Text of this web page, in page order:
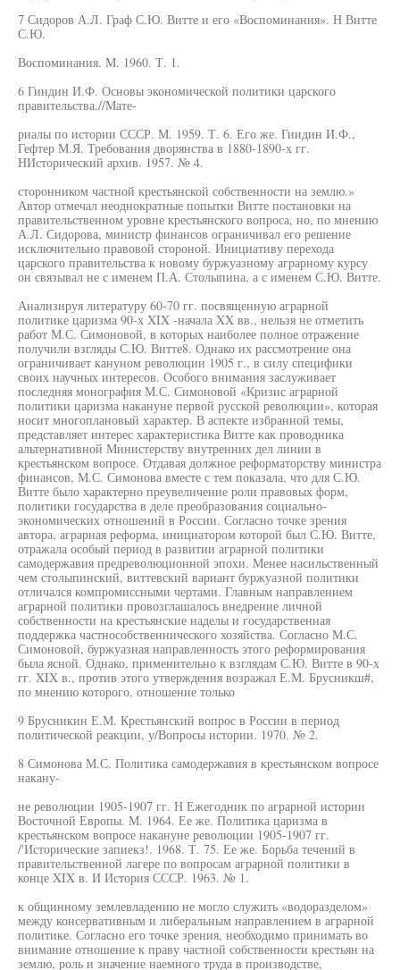
7 Сидоров А.Л. Граф С.Ю. Витте и его «Воспоминания». Н Витте
С.Ю.
Воспоминания. М. 1960. Т. 1.
6 Гиндин И.Ф. Основы экономической политики царского
правительства.//Мате-
риалы по истории СССР. М. 1959. Т. 6. Его же. Гиидин И.Ф.,
Гефтер М.Я. Требования дворянства в 1880-1890-х гг.
НИсторический архив. 1957. № 4.
сторонником частной крестьянской собственности на землю.»
Автор отмечал неоднократные попытки Витте постановки на
правительственном уровне крестьянского вопроса, но, по мнению
А.Л. Сидорова, министр финансов ограничивал его решение
исключительно правовой стороной. Инициативу перехода
царского правительства к новому буржуазному аграрному курсу
он связывал не с именем П.А. Столыпина, а с именем С.Ю. Витте.
Анализируя литературу 60-70 гг. посвященную аграрной
политике царизма 90-х XIX -начала XX вв., нельзя не отметить
работ М.С. Симоновой, в которых наиболее полное отражение
получили взгляды С.Ю. Витте8. Однако их рассмотрение она
ограничивает кануном революции 1905 г., в силу специфики
своих научных интересов. Особого внимания заслуживает
последняя монография М.С. Симоновой «Кризис аграрной
политики царизма накануне первой русской революции», которая
носит многоплановый характер. В аспекте избранной темы,
представляет интерес характеристика Витте как проводника
альтернативной Министерству внутренних дел линии в
крестьянском вопросе. Отдавая должное реформаторству министра
финансов, М.С. Симонова вместе с тем показала, что для С.Ю.
Витте было характерно преувеличение роли правовых форм,
политики государства в деле преобразования социально-
экономических отношений в России. Согласно точке зрения
автора, аграрная реформа, инициатором которой был С.Ю. Витте,
отражала особый период в развитии аграрной политики
самодержавия предреволюционной эпохи. Менее насильственный
чем столыпинский, виттевский вариант буржуазной политики
отличался компромиссными чертами. Главным направлением
аграрной политики провозглашалось внедрение личной
собственности на крестьянские наделы и государственная
поддержка частнособственнического хозяйства. Согласно М.С.
Симоновой, буржуазная направленность этого реформирования
была ясной. Однако, применительно к взглядам С.Ю. Витте в 90-х
гг. XIX в., против этого утверждения возражал Е.М. Брусникш#,
по мнению которого, отношение только
9 Брусникин Е.М. Крестьянский вопрос в России в период
политической реакции, у/Вопросы истории. 1970. № 2.
8 Симонова М.С. Политика самодержавия в крестьянском вопросе
накану-
не революции 1905-1907 гг. Н Ежегодник по аграрной истории
Восточной Европы. М. 1964. Ее же. Политика царизма в
крестьянском вопросе накануне революции 1905-1907 гг.
/'Исторические запиекз!. 1968. Т. 75. Ее же. Борьба течений в
правительственной лагере по вопросам аграрной политики в
конце XIX в. И История СССР. 1963. № 1.
к общинному землевладению не могло служить «водоразделом»
между консервативным и либеральным направлением в аграрной
политике. Согласно его точке зрения, необходимо принимать во
внимание отношение к праву частной собственности крестьян на
землю, роль и значение наемного труда в производстве,